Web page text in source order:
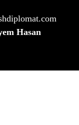
Hasan